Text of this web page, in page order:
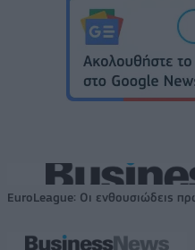
EuroLeague: Οι ενθουσιώδεις